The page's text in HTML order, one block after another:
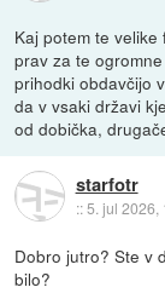
Kaj potem te
prav za te
prihodki obdavčijo
da v vsaki državi
od dobička,
starfotr
::5. jul 2026,
Dobro jutro? Ste v
bilo?